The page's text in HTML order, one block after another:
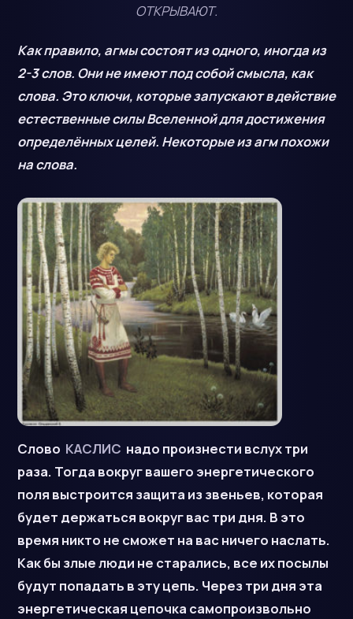
ОТКРЫВАЮТ.
Как правило, агмы состоят из одного, иногда из
2-3 слов. Они не имеют под собой смысла, как
слова. Это ключи, которые запускают в действие
естественные силы Вселенной для достижения
определённых целей. Некоторые из агм похожи
на слова.
Слово КАСЛИС надо произнести вслух три
раза. Тогда вокруг вашего энергетического
поля выстроится защита из звеньев, которая
будет держаться вокруг вас три дня. В это
время никто не сможет на вас ничего наслать.
Как бы злые люди не старались, все их посылы
будут попадать в эту цепь. Через три дня эта
энергетическая цепочка самопроизвольно